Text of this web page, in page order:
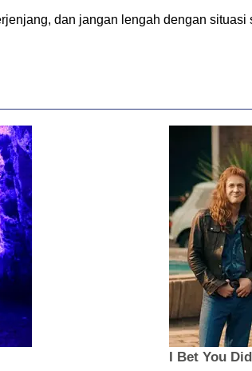
dan jangan lengah dengan situasi